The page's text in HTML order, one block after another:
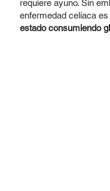
requiere ayuno. Sin
enfermedad celíaca es
estado consumiendo